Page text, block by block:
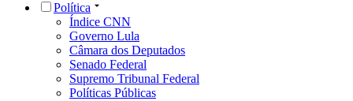
Política
Índice CNN
Governo Lula
Câmara dos Deputados
Senado Federal
Supremo Tribunal Federal
Políticas Públicas